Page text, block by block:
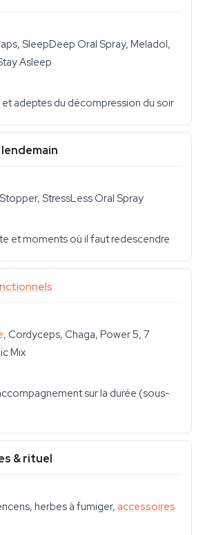
SleepDeep Oral Spray, Meladol,
Asleep
adeptes du décompression du soir
StressLess Oral Spray
et moments où il faut redescendre
, Cordyceps, Chaga, Power 5, 7
Mix
sur la durée (sous-
& rituel
herbes à fumiger, accessoires